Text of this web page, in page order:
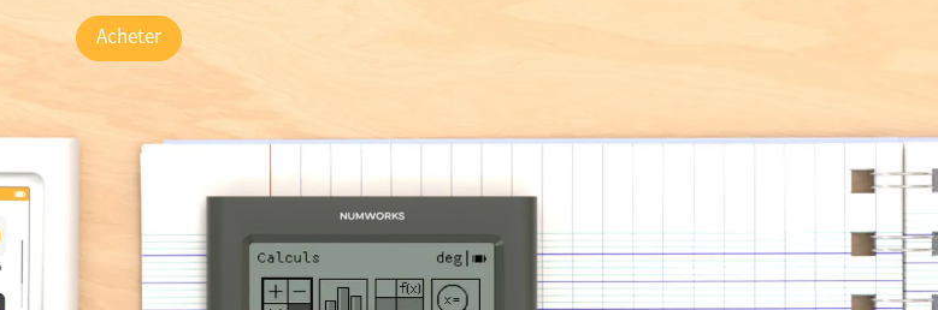
Acheter